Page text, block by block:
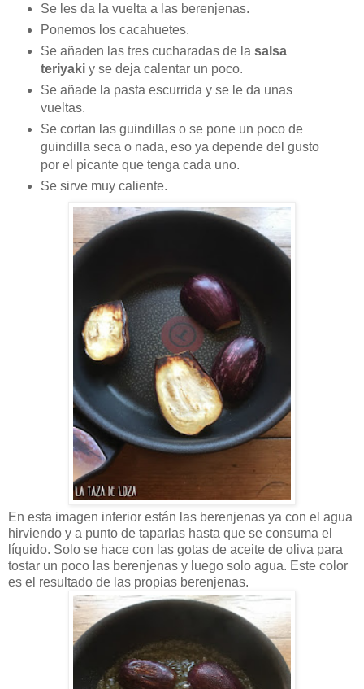
Se les da la vuelta a las berenjenas.
Ponemos los cacahuetes.
Se añaden las tres cucharadas de la salsa
teriyakiy se deja calentar un poco.
Se añade la pasta escurrida y se le da unas
vueltas.
Se cortan las guindillas o se pone un poco de
guindilla seca o nada, eso ya depende del gusto
por el picante que tenga cada uno.
Se sirve muy caliente.
En esta imagen inferior están las berenjenas ya con el agua
hirviendo y a punto de taparlas hasta que se consuma el
líquido. Solo se hace con las gotas de aceite de oliva para
tostar un poco las berenjenas y luego solo agua. Este color
es el resultado de las propias berenjenas.